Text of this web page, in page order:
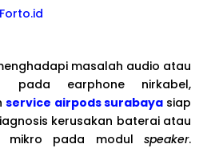
masalah audio atau
pada earphone nirkabel,
service airpods surabayasiap
kerusakan baterai atau
mikro pada modul speaker.